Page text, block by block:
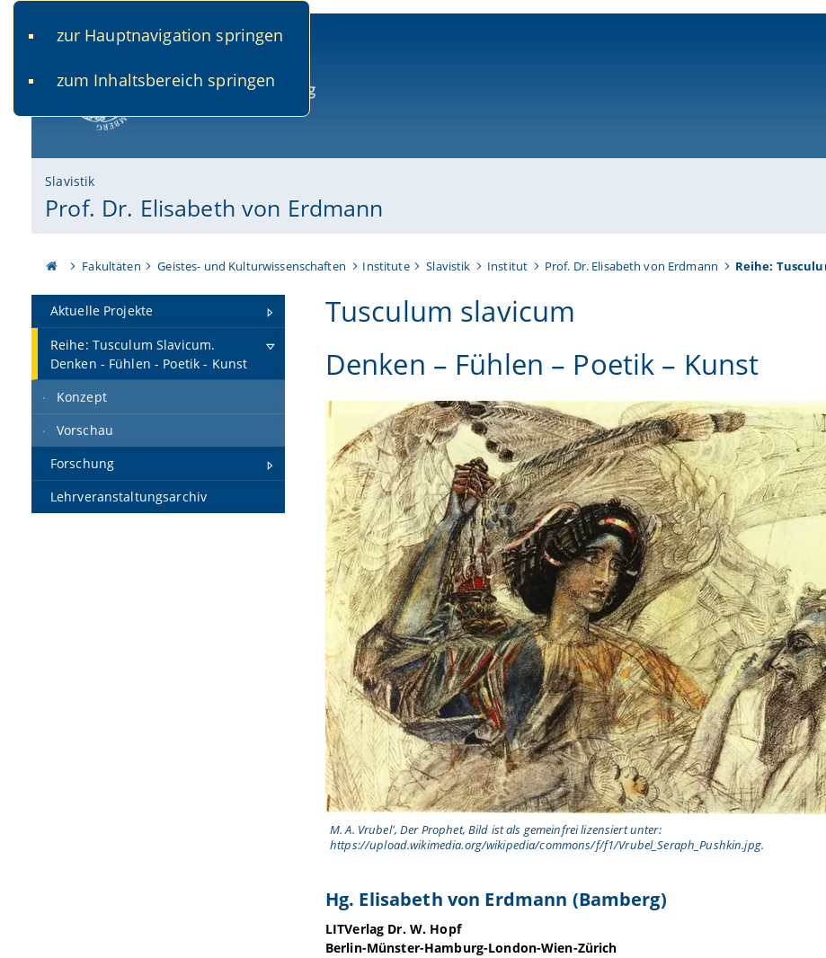
zur Hauptnavigation springen
zum Inhaltsbereich springen
Slavistik
Prof. Dr. Elisabeth von Erdmann
Fakultäten Geistes- und Kulturwissenschaften Institute Slavistik Institut Prof. Dr. Elisabeth von Erdmann Reihe:
Aktuelle Projekte
Reihe: Tusculum Slavicum.
Denken - Fühlen - Poetik - Kunst
Konzept
Vorschau
Forschung
Lehrveranstaltungsarchiv
Tusculum slavicum
Denken – Fühlen – Poetik – Kunst
M. A. Vrubel', Der Prophet, Bild ist als gemeinfrei lizensiert unter:
https://upload.wikimedia.org/wikipedia/commons/f/f1/Vrubel_Seraph_Pushkin.jpg.
Hg. Elisabeth von Erdmann (Bamberg)
LITVerlag Dr. W. Hopf
Berlin-Münster-Hamburg-London-Wien-Zürich